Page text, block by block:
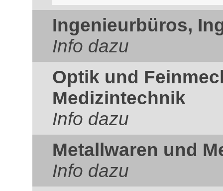
Ingenieurbüros,
Info dazu
Optik und
Medizintechnik
Info dazu
Metallwaren und
Info dazu